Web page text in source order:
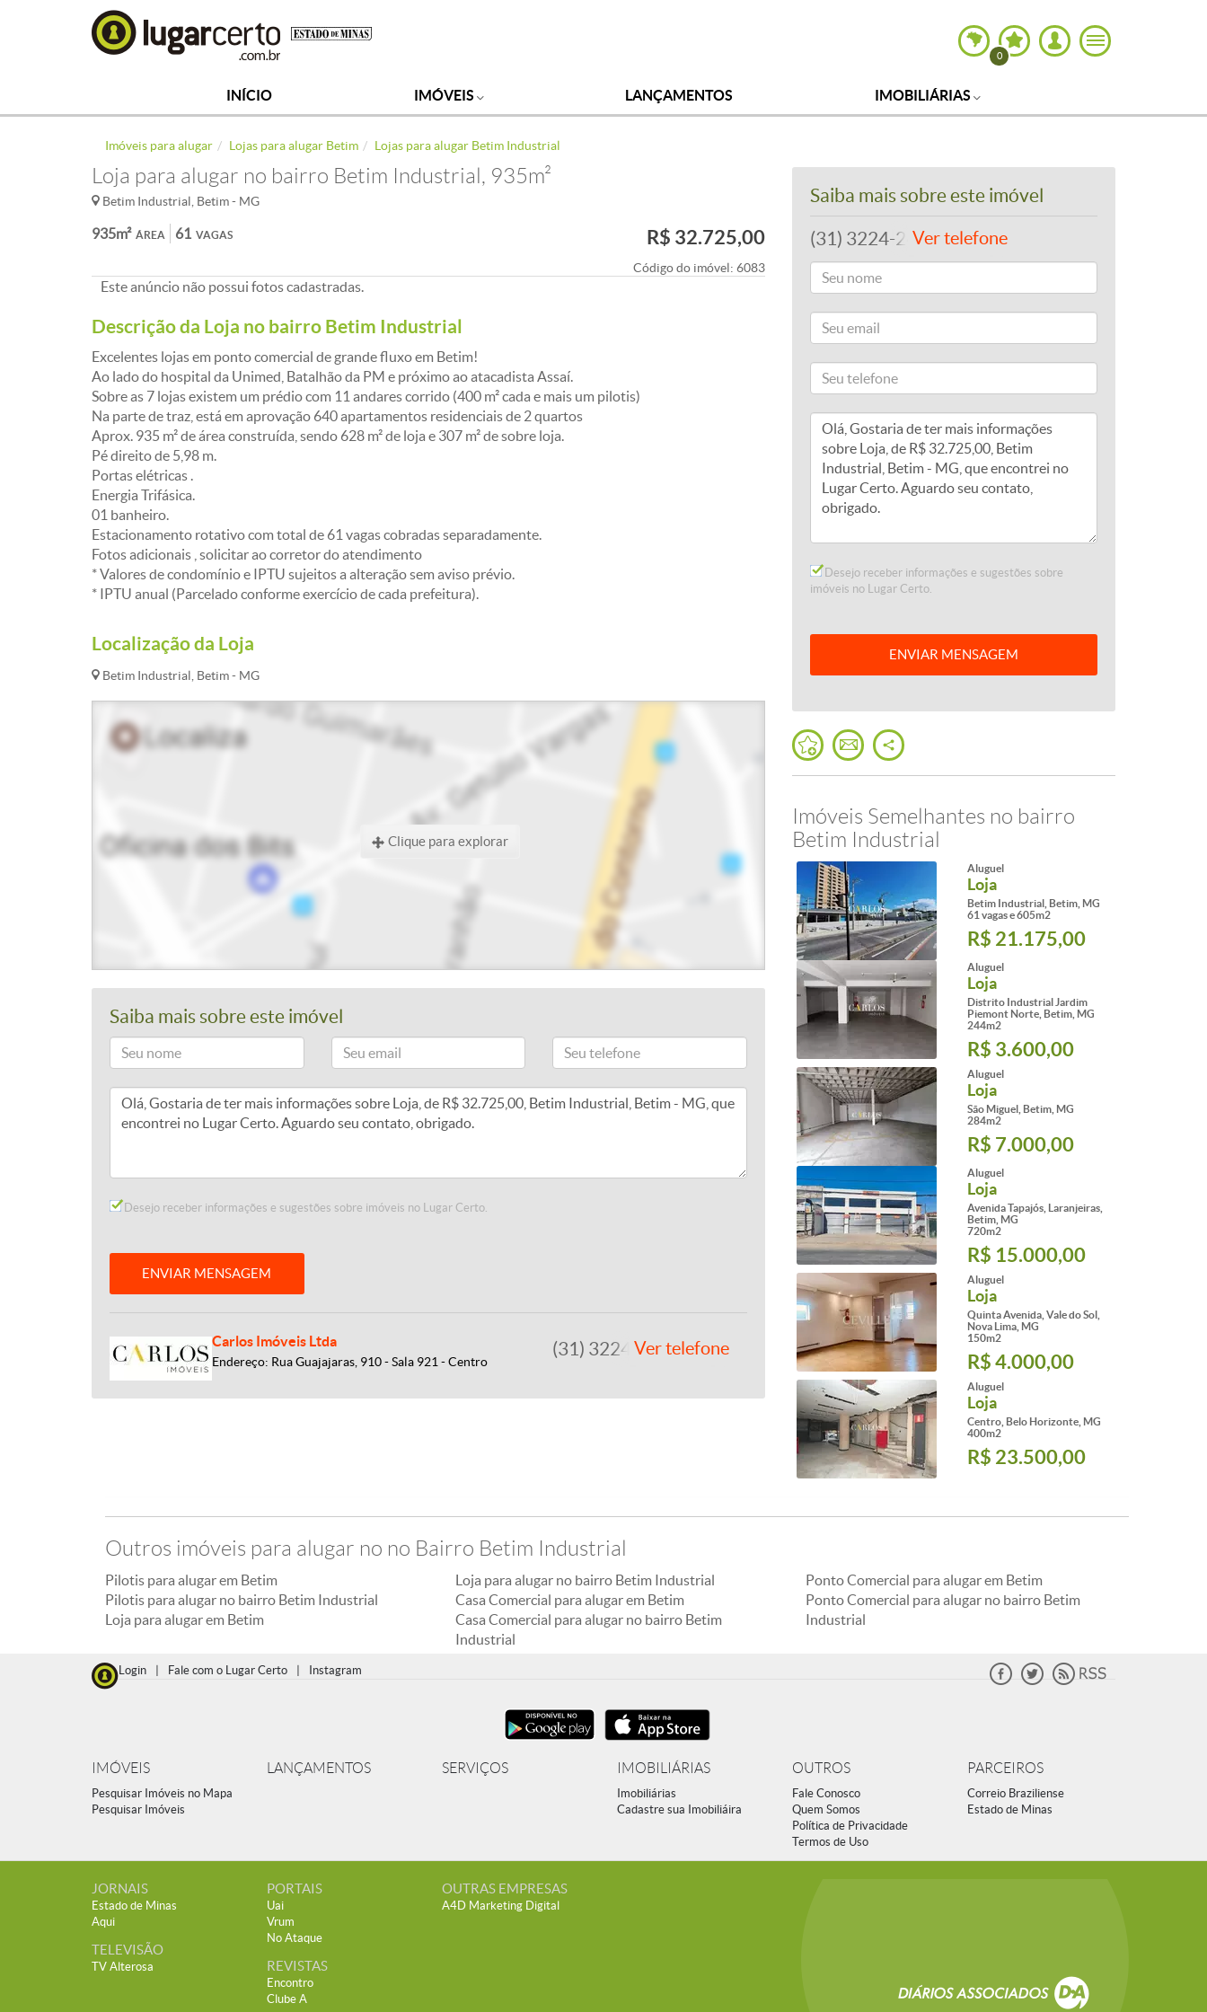
0
INÍCIO IMÓVEIS LANÇAMENTOS IMOBILIÁRIAS
Imóveis para alugar Lojas para alugar Betim Lojas para alugar Betim Industrial
Loja para alugar no bairro Betim Industrial, 935m²
Betim Industrial, Betim - MG
ÁREA
935m² VAGAS
61 R$ 32.725,00
Código do imóvel: 6083
Este anúncio não possui fotos cadastradas.
Descrição da Loja no bairro Betim Industrial
Excelentes lojas em ponto comercial de grande fluxo em Betim!
Ao lado do hospital da Unimed, Batalhão da PM e próximo ao atacadista Assaí.
Sobre as 7 lojas existem um prédio com 11 andares corrido (400 m² cada e mais um pilotis)
Na parte de traz, está em aprovação 640 apartamentos residenciais de 2 quartos
Aprox. 935 m² de área construída, sendo 628 m² de loja e 307 m² de sobre loja.
Pé direito de 5,98 m.
Portas elétricas .
Energia Trifásica.
01 banheiro.
Estacionamento rotativo com total de 61 vagas cobradas separadamente.
Fotos adicionais , solicitar ao corretor do atendimento
* Valores de condomínio e IPTU sujeitos a alteração sem aviso prévio.
* IPTU anual (Parcelado conforme exercício de cada prefeitura).
Localização da Loja
Betim Industrial, Betim - MG
Clique para explorar
Saiba mais sobre este imóvel
Desejo receber informações e sugestões sobre imóveis no Lugar Certo.
ENVIAR MENSAGEM
Carlos Imóveis Ltda
Endereço: Rua Guajajaras, 910 - Sala 921 - Centro
(31) 3224-2400Ver telefone
Saiba mais sobre este imóvel
(31) 3224-2400Ver telefone
Desejo receber informações e sugestões sobre
imóveis no Lugar Certo.
ENVIAR MENSAGEM
Imóveis Semelhantes no bairro
Betim Industrial
Aluguel
Loja
Betim Industrial, Betim, MG
61 vagas e 605m2
R$ 21.175,00
Aluguel
Loja
Distrito Industrial Jardim
Piemont Norte, Betim, MG
244m2
R$ 3.600,00
Aluguel
Loja
São Miguel, Betim, MG
284m2
R$ 7.000,00
Aluguel
Loja
Avenida Tapajós, Laranjeiras,
Betim, MG
720m2
R$ 15.000,00
Aluguel
Loja
Quinta Avenida, Vale do Sol,
Nova Lima, MG
150m2
R$ 4.000,00
Aluguel
Loja
Centro, Belo Horizonte, MG
400m2
R$ 23.500,00
Outros imóveis para alugar no no Bairro Betim Industrial
Pilotis para alugar em Betim
Pilotis para alugar no bairro Betim Industrial
Loja para alugar em Betim
Loja para alugar no bairro Betim Industrial
Casa Comercial para alugar em Betim
Casa Comercial para alugar no bairro Betim
Industrial
Ponto Comercial para alugar em Betim
Ponto Comercial para alugar no bairro Betim
Industrial
Login Fale com o Lugar Certo Instagram
IMÓVEIS
Pesquisar Imóveis no Mapa
Pesquisar Imóveis
LANÇAMENTOS SERVIÇOS IMOBILIÁRIAS
Imobiliárias
Cadastre sua Imobiliáira
OUTROS
Fale Conosco
Quem Somos
Política de Privacidade
Termos de Uso
PARCEIROS
Correio Braziliense
Estado de Minas
JORNAIS
Estado de Minas
Aqui
TELEVISÃO
TV Alterosa
PORTAIS
Uai
Vrum
No Ataque
REVISTAS
Encontro
Clube A
OUTRAS EMPRESAS
A4D Marketing Digital